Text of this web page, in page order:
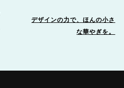
デザインの力で、ほんの小さ
な華やぎを。